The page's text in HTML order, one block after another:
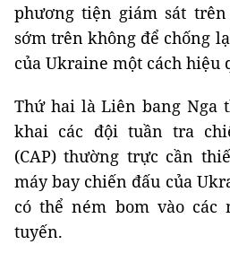
phương tiện giám sát
sớm trên không để chống
của Ukraine một cách hiệu
Thứ hai là Liên bang Nga
khai các đội tuần tra
(CAP) thường trực cần
máy bay chiến đấu của
có thể ném bom vào các
tuyến.